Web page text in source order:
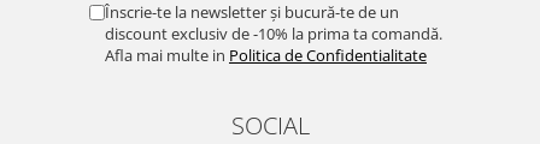
Înscrie-te la newsletter și bucură-te de un
discount exclusiv de -10% la prima ta comandă.
Afla mai multe in Politica de Confidentialitate
SOCIAL